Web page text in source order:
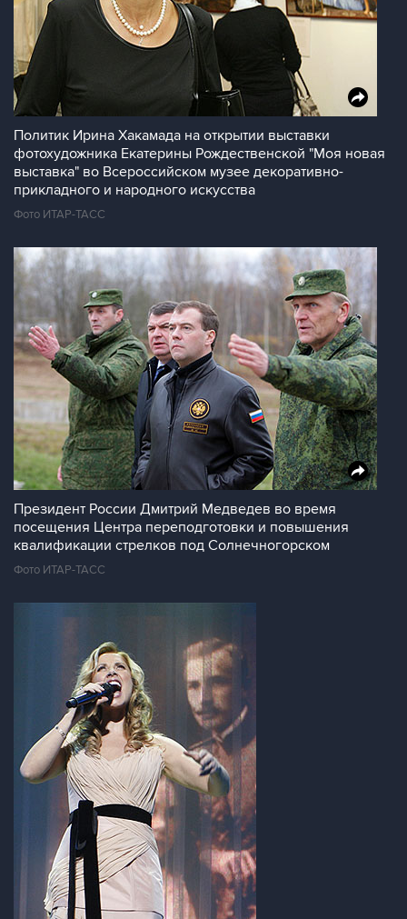
Политик Ирина Хакамада на открытии выставки
фотохудожника Екатерины Рождественской "Моя новая
выставка" во Всероссийском музее декоративно-
прикладного и народного искусства
Фото ИТАР-ТАСС
Президент России Дмитрий Медведев во время
посещения Центра переподготовки и повышения
квалификации стрелков под Солнечногорском
Фото ИТАР-ТАСС